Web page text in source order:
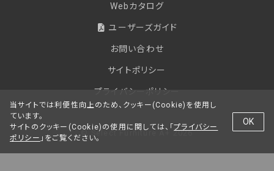
Webカタログ
ユーザーズガイド
お問い合わせ
サイトポリシー
プライバシーポリシー
© Select Furniture A+ 2026
当サイトでは利便性向上のため、クッキー(Cookie)を使用し
ています。
サイトのクッキー(Cookie)の使用に関しては、「プライバシー
ポリシー 」をご覧ください。
OK